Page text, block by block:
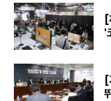
[
'
[